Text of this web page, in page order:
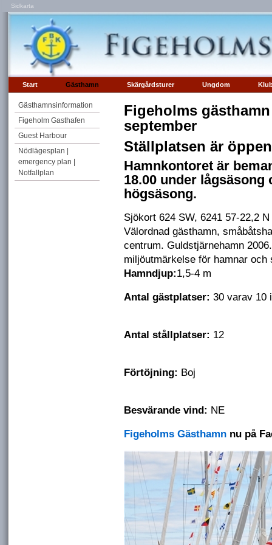
Sidkarta
Start Gästhamn Skärgårdsturer Ungdom
Gästhamnsinformation
Figeholm Gasthafen
Guest Harbour
Nödlägesplan |
emergency plan |
Notfallplan
Figeholms
september
Ställplatsen är
Hamnkontoret är
18.00 under lågsäsong
högsäsong.
Sjökort 624 SW, 6241 57-22,2
Välordnad gästhamn,
centrum. Guldstjärnehamn
miljöutmärkelse för hamnar och
Hamndjup:1,5-4 m
Antal gästplatser: 30
Antal stållplatser:
Förtöjning:
Besvärande vind: NE
Figeholms Gästhamn nu på